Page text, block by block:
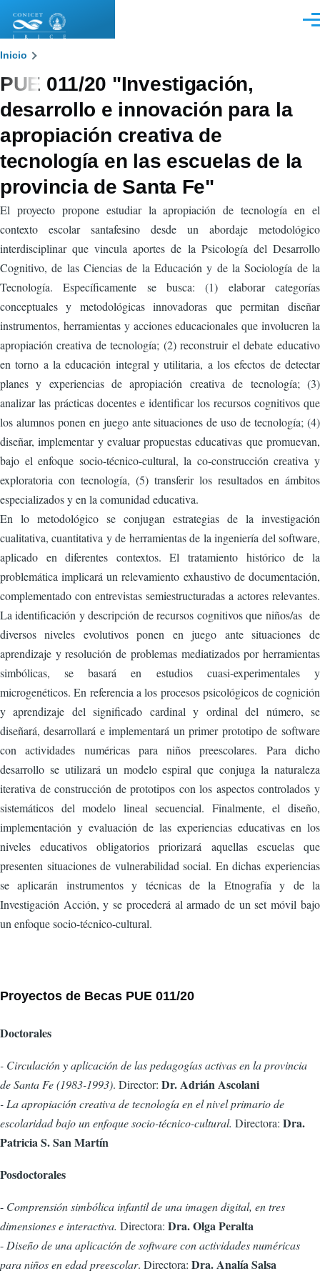
Sobrescribir
enlaces
de
ayuda
a
la
navegación
Inicio
PUE 011/20 "Investigación,
desarrollo e innovación para la
apropiación creativa de
tecnología en las escuelas de la
provincia de Santa Fe"
El proyecto propone estudiar la apropiación de tecnología en el
contexto escolar santafesino desde un abordaje metodológico
interdisciplinar que vincula aportes de la Psicología del Desarrollo
Cognitivo, de las Ciencias de la Educación y de la Sociología de la
Tecnología. Específicamente se busca: (1) elaborar categorías
conceptuales y metodológicas innovadoras que permitan diseñar
instrumentos, herramientas y acciones educacionales que involucren la
apropiación creativa de tecnología; (2) reconstruir el debate educativo
en torno a la educación integral y utilitaria, a los efectos de detectar
planes y experiencias de apropiación creativa de tecnología; (3)
analizar las prácticas docentes e identificar los recursos cognitivos que
los alumnos ponen en juego ante situaciones de uso de tecnología; (4)
diseñar, implementar y evaluar propuestas educativas que promuevan,
bajo el enfoque socio-técnico-cultural, la co-construcción creativa y
exploratoria con tecnología, (5) transferir los resultados en ámbitos
especializados y en la comunidad educativa.
En lo metodológico se conjugan estrategias de la investigación
cualitativa, cuantitativa y de herramientas de la ingeniería del software,
aplicado en diferentes contextos. El tratamiento histórico de la
problemática implicará un relevamiento exhaustivo de documentación,
complementado con entrevistas semiestructuradas a actores relevantes.
La identificación y descripción de recursos cognitivos que niños/as de
diversos niveles evolutivos ponen en juego ante situaciones de
aprendizaje y resolución de problemas mediatizados por herramientas
simbólicas, se basará en estudios cuasi-experimentales y
microgenéticos. En referencia a los procesos psicológicos de cognición
y aprendizaje del significado cardinal y ordinal del número, se
diseñará, desarrollará e implementará un primer prototipo de software
con actividades numéricas para niños preescolares. Para dicho
desarrollo se utilizará un modelo espiral que conjuga la naturaleza
iterativa de construcción de prototipos con los aspectos controlados y
sistemáticos del modelo lineal secuencial. Finalmente, el diseño,
implementación y evaluación de las experiencias educativas en los
niveles educativos obligatorios priorizará aquellas escuelas que
presenten situaciones de vulnerabilidad social. En dichas experiencias
se aplicarán instrumentos y técnicas de la Etnografía y de la
Investigación Acción, y se procederá al armado de un set móvil bajo
un enfoque socio-técnico-cultural.
Proyectos de Becas PUE 011/20
Doctorales
- Circulación y aplicación de las pedagogías activas en la provincia
de Santa Fe (1983-1993). Director: Dr. Adrián Ascolani
- La apropiación creativa de tecnología en el nivel primario de
escolaridad bajo un enfoque socio-técnico-cultural. Directora: Dra.
Patricia S. San Martín
Posdoctorales
- Comprensión simbólica infantil de una imagen digital, en tres
dimensiones e interactiva. Directora: Dra. Olga Peralta
- Diseño de una aplicación de software con actividades numéricas
para niños en edad preescolar. Directora: Dra. Analía Salsa